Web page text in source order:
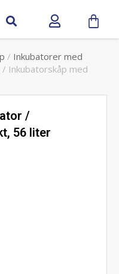
/ Inkubatorer med
/ Inkubatorskåp med
/
56 liter